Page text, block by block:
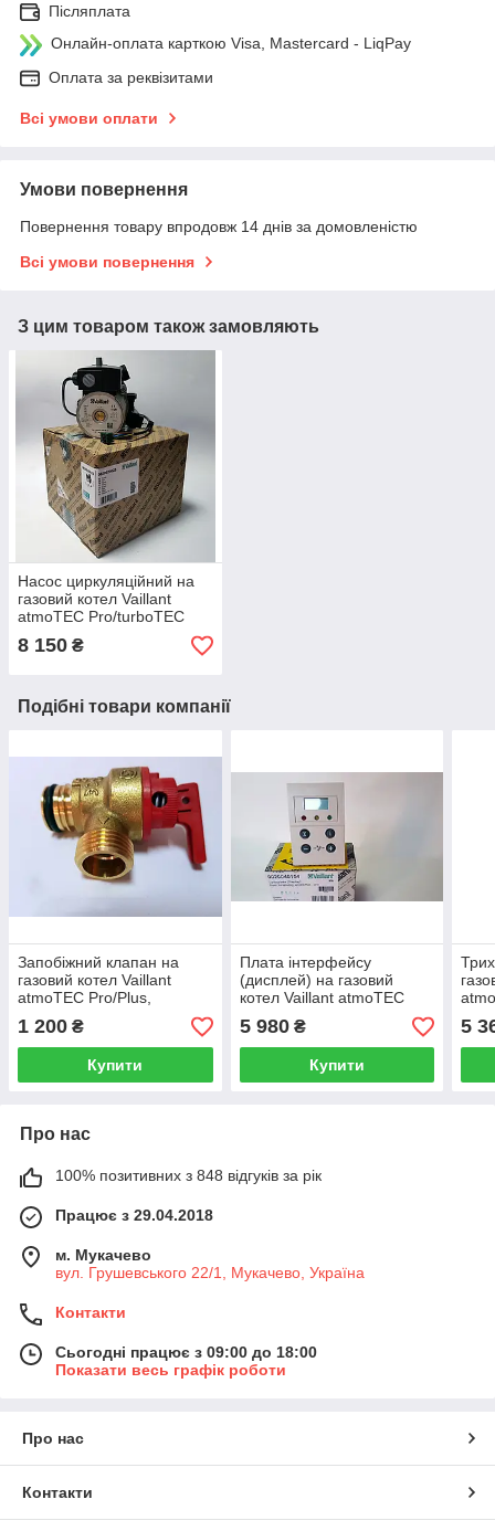
Післяплата
Онлайн-оплата карткою Visa, Mastercard - LiqPay
Оплата за реквізитами
Всі умови оплати
Умови повернення
Повернення товару впродовж 14 днів за домовленістю
Всі умови повернення
З цим товаром також замовляють
Насос циркуляційний на
газовий котел Vaillant
atmoTEC Pro/turboTEC
Pro 0020020023
8 150 ₴
Подібні товари компанії
Запобіжний клапан на
газовий котел Vaillant
atmoTEC Pro/Plus,
R1 178985
1 200 ₴
Купити
Плата інтерфейсу
(дисплей) на газовий
котел Vaillant atmoTEC
0020040154
5 980₴
Купити
5
Про нас
100% позитивних з 848 відгуків за рік
Працює з 29.04.2018
м. Мукачево
вул. Грушевського 22/1, Мукачево, Україна
Контакти
Сьогодні працює з 09:00 до 18:00
Показати весь графік роботи
Про нас
Контакти